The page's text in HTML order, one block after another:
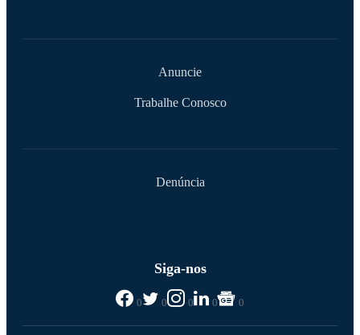
Anuncie
Trabalhe Conosco
Denúncia
Siga-nos
0 0 0 0 0